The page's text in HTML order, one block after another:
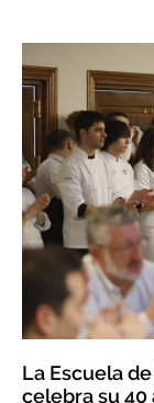
La Escuela
celebra su